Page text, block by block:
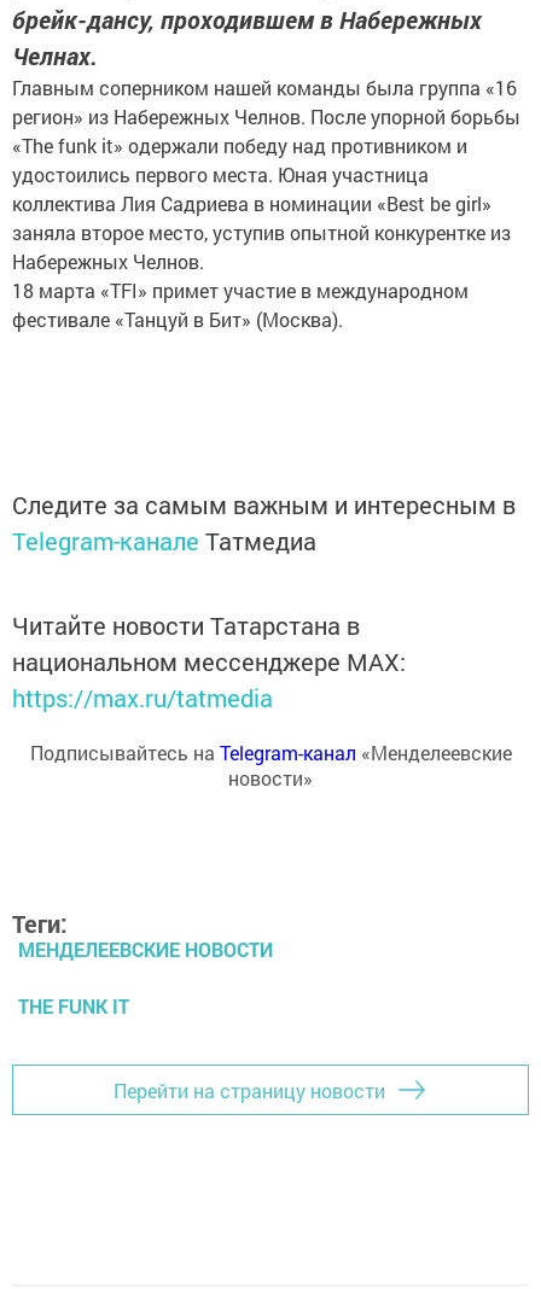
брейк-дансу, проходившем в Набережных
Челнах.
Главным соперником нашей команды была группа «16
регион» из Набережных Челнов. После упорной борьбы
«The funk it» одержали победу над противником и
удостоились первого места. Юная участница
коллектива Лия Садриева в номинации «Вest be girl»
заняла второе место, уступив опытной конкурентке из
Набережных Челнов.
18 марта «TFI» примет участие в международном
фестивале «Танцуй в Бит» (Москва).
Следите за самым важным и интересным в
Telegram-канале Татмедиа
Читайте новости Татарстана в
национальном мессенджере MАХ:
https://max.ru/tatmedia
Подписывайтесь на Telegram-канал «Менделеевские
новости»
Теги:
МЕНДЕЛЕЕВСКИЕ НОВОСТИ
THE FUNK IT
Перейти на страницу новости